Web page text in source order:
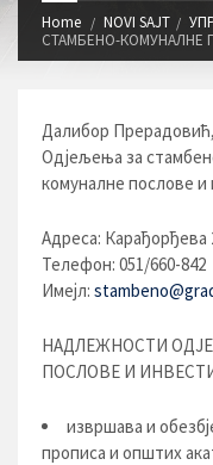
Home NOVI SAJT
СТАМБЕНО-КОМУНАЛНЕ
Далибор
Одјељења за
комуналне послове и
Адреса: Карађорђева
Телефон: 051/660-842
Имејл:
НАДЛЕЖНОСТИ
ПОСЛОВЕ И
извршава и
прописа и општих